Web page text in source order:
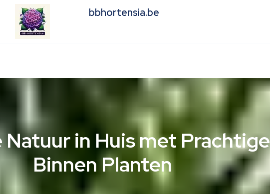
bbhortensia.be
Natuur in Huis met Prachtige
Binnen Planten